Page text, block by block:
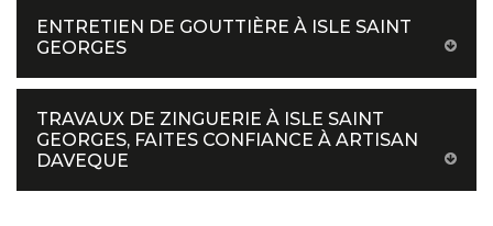
ENTRETIEN DE GOUTTIÈRE À ISLE SAINT
GEORGES
TRAVAUX DE ZINGUERIE À ISLE SAINT
GEORGES, FAITES CONFIANCE À ARTISAN
DAVEQUE